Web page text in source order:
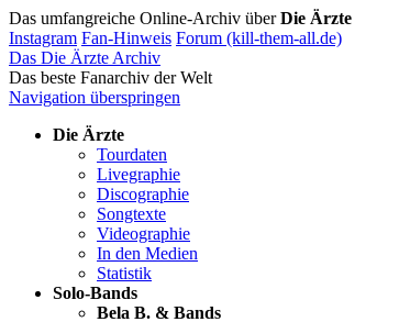
Das umfangreiche Online-Archiv überDie Ärzte
Instagram Fan-Hinweis Forum (kill-them-all.de)
Das Die Ärzte Archiv
Das beste Fanarchiv der Welt
Navigation überspringen
Die Ärzte
Tourdaten
Livegraphie
Discographie
Songtexte
Videographie
In den Medien
Statistik
Solo-Bands
Bela B. & Bands